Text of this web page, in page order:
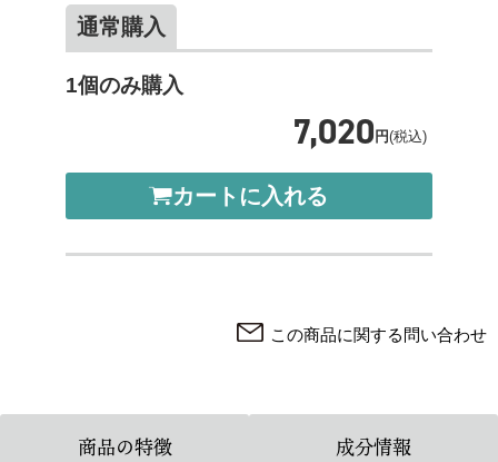
通常購入
1個のみ購入
7,020 円(税込)
カートに入れる
この商品に関する問い合わせ
商品の特徴 成分情報